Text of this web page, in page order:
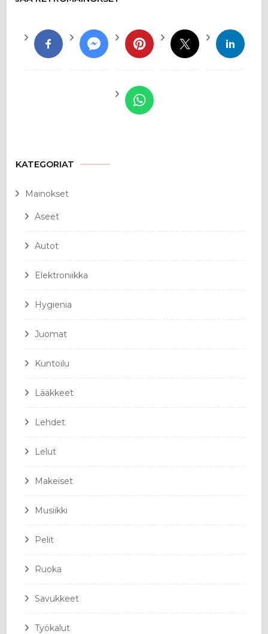
KATEGORIAT
Mainokset
Aseet
Autot
Elektroniikka
Hygienia
Juomat
Kuntoilu
Lääkkeet
Lehdet
Lelut
Makeiset
Musiikki
Pelit
Ruoka
Savukkeet
Työkalut